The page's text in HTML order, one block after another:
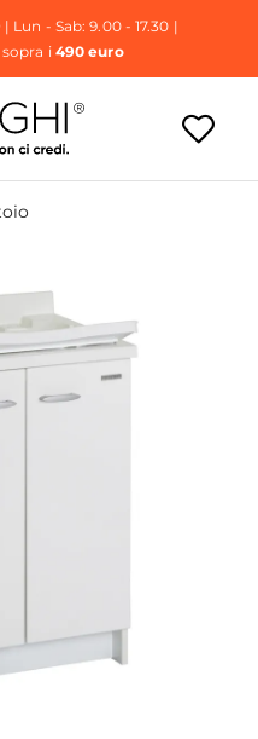
| Lun - Sab: 9.00 - 17.30 |
i 490 euro